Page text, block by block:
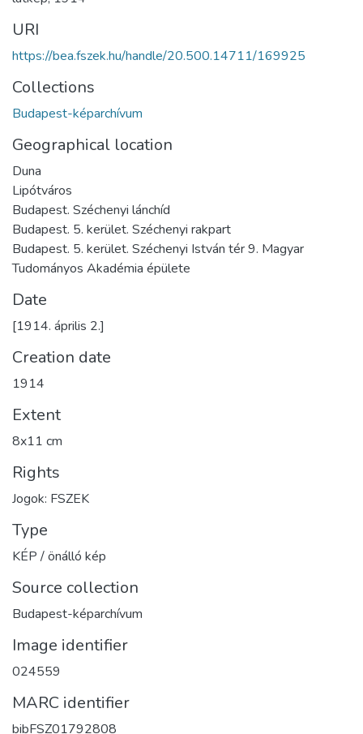
URI
https://bea.fszek.hu/handle/20.500.14711/169925
Collections
Budapest-képarchívum
Geographical location
Duna
Lipótváros
Budapest. Széchenyi lánchíd
Budapest. 5. kerület. Széchenyi rakpart
Budapest. 5. kerület. Széchenyi István tér 9. Magyar
Tudományos Akadémia épülete
Date
[1914. április 2.]
Creation date
1914
Extent
8x11 cm
Rights
Jogok: FSZEK
Type
KÉP / önálló kép
Source collection
Budapest-képarchívum
Image identifier
024559
MARC identifier
bibFSZ01792808